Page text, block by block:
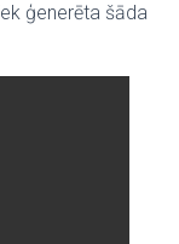
ģenerēta šāda